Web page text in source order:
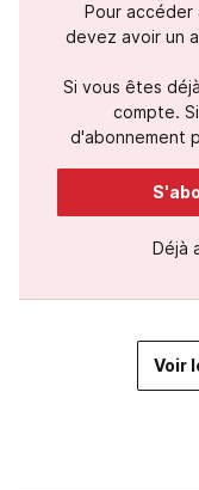
Pour
devez avoir un
Si vous êtes
compte.
d'abonnement
Déjà
Voir